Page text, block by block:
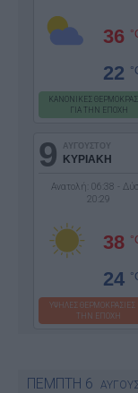
36
22
ΚΑΝΟΝΙΚΕΣ
ΓΙΑ ΤΗΝ ΕΠΟΧΗ
9 ΑΥΓΟΥΣΤΟΥ
ΚΥΡΙΑΚΗ
Ανατολή: 06:38 -
20:29
38
24
ΥΨΗΛΕΣ ΘΕΡΜΟΚΡΑΣΙΕΣ
ΤΗΝ ΕΠΟΧΗ
ΠΕΜΠΤΗ 6